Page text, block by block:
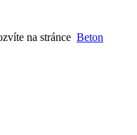
na stránce Beton